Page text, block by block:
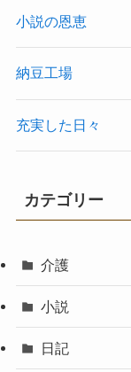
小説の恩恵
納豆工場
充実した日々
カテゴリー
介護
小説
日記